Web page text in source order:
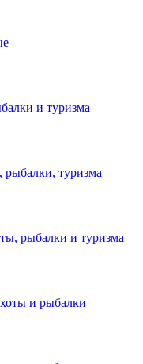
и туризма
рыбалки, туризма
рыбалки и туризма
и рыбалки